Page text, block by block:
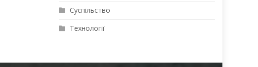
Суспільство
Технології